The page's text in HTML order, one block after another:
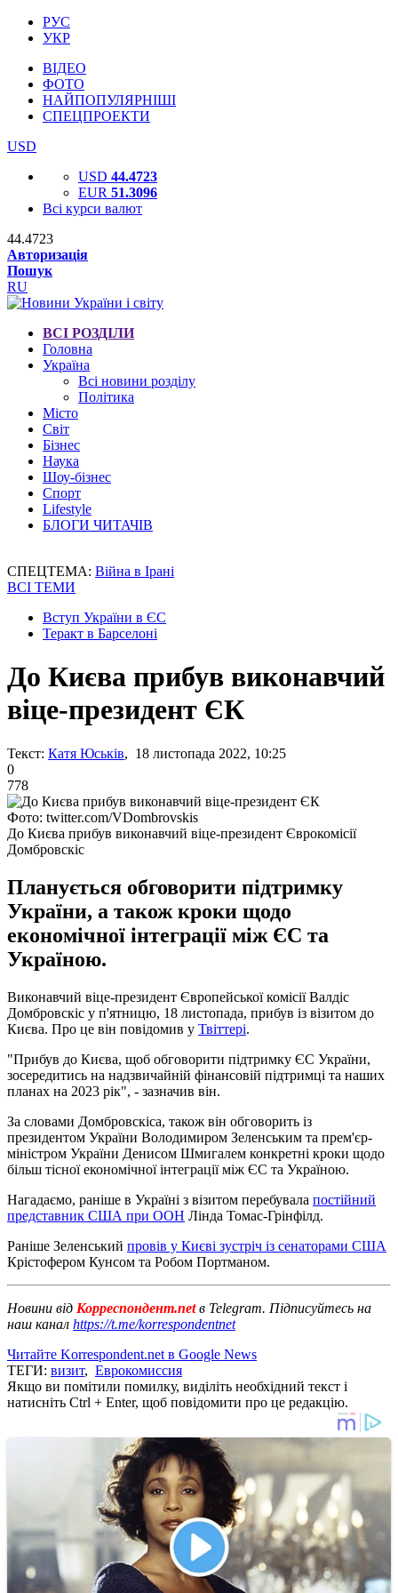
РУС
УКР
ВІДЕО
ФОТО
НАЙПОПУЛЯРНІШІ
СПЕЦПРОЕКТИ
USD
USD 44.4723
EUR 51.3096
Всі курси валют
44.4723
Авторизація
Пошук
RU
ВСІ РОЗДІЛИ
Головна
Україна
Всі новини розділу
Політика
Місто
Світ
Бізнес
Наука
Шоу-бізнес
Спорт
Lifestyle
БЛОГИ ЧИТАЧІВ
СПЕЦТЕМА: Війна в Ірані
ВСІ ТЕМИ
Вступ України в ЄС
Теракт в Барселоні
До Києва прибув виконавчий
віце-президент ЄК
Текст: Катя Юськів, 18 листопада 2022, 10:25
0
778
Фото: twitter.com/VDombrovskis
До Києва прибув виконавчий віце-президент Єврокомісії
Домбровскіс
Планується обговорити підтримку
України, а також кроки щодо
економічної інтеграції між ЄС та
Україною.
Виконавчий віце-президент Європейської комісії Валдіс
Домбровскіс у п'ятницю, 18 листопада, прибув із візитом до
Києва. Про це він повідомив у Твіттері.
"Прибув до Києва, щоб обговорити підтримку ЄС України,
зосередитись на надзвичайній фінансовій підтримці та наших
планах на 2023 рік", - зазначив він.
За словами Домбровскіса, також він обговорить із
президентом України Володимиром Зеленським та прем'єр-
міністром України Денисом Шмигалем конкретні кроки щодо
більш тісної економічної інтеграції між ЄС та Україною.
Нагадаємо, раніше в Україні з візитом перебувала постійний
представник США при ООН Лінда Томас-Грінфілд.
Раніше Зеленський провів у Києві зустріч із сенаторами США
Крістофером Кунсом та Робом Портманом.
Новини від Корреспондент.netв Telegram. Підписуйтесь на
наш канал https://t.me/korrespondentnet
Читайте Korrespondent.net в Google News
ТЕГИ: визит, Еврокомиссия
Якщо ви помітили помилку, виділіть необхідний текст і
натисніть Ctrl + Enter, щоб повідомити про це редакцію.